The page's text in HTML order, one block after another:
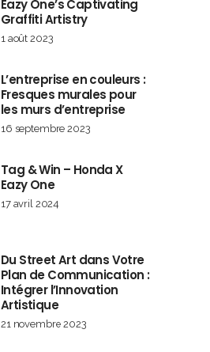
Eazy One’s Captivating
Graffiti Artistry
1 août 2023
L’entreprise en couleurs :
Fresques murales pour
les murs d’entreprise
16 septembre 2023
Tag & Win – Honda X
Eazy One
17 avril 2024
Du Street Art dans Votre
Plan de Communication :
Intégrer l’Innovation
Artistique
21 novembre 2023